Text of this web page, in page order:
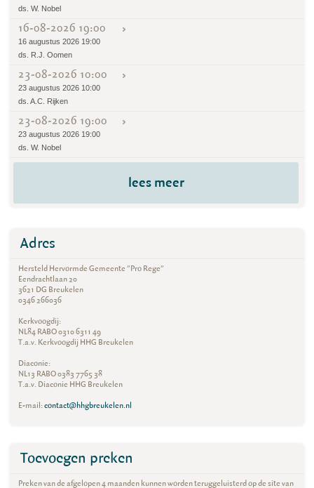
ds. W. Nobel
16-08-2026 19:00
16 augustus 2026 19:00
ds. R.J. Oomen
23-08-2026 10:00
23 augustus 2026 10:00
ds. A.C. Rijken
23-08-2026 19:00
23 augustus 2026 19:00
ds. W. Nobel
lees meer
Adres
Hersteld Hervormde Gemeente "Pro Rege"
Eendrachtlaan 20
3621 DG Breukelen
0346 266036
Kerkvoogdij:
NL84 RABO 0310 6311 49
T.a.v. Kerkvoogdij HHG Breukelen
Diaconie:
NL13 RABO 0383 7765 38
T.a.v. Diaconie HHG Breukelen
E-mail:contact@hhgbreukelen.nl
Toevoegen preken
Preken van de afgelopen 4 maanden kunnen worden teruggeluisterd op de site van